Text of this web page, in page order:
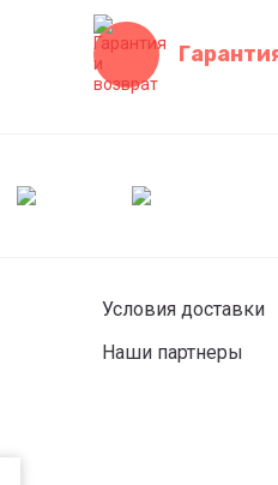
Условия доставки
Наши партнеры